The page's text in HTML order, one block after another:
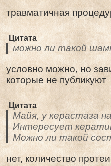
травматичная
Цитата
можно ли такой
условно можно, но
которые не публикуют
Цитата
Майя, у керастаза
Интересует
Можно ли такой
нет, количество